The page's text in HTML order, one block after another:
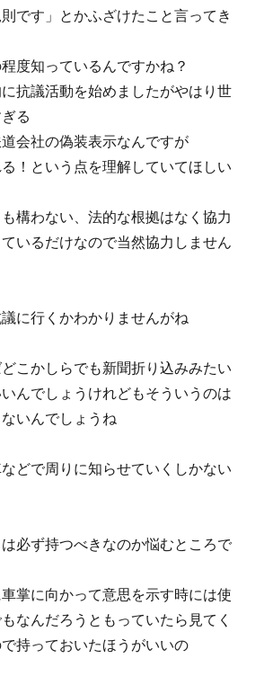
です」とかふざけたこと言ってき
度知っているんですかね？
抗議活動を始めましたがやはり世
る
会社の偽装表示なんですが
！という点を理解していてほしい
構わない、法的な根拠はなく協力
いるだけなので当然協力しません
に行くかわかりませんがね
こかしらでも新聞折り込みみたい
んでしょうけれどもそういうのは
いんでしょうね
どで周りに知らせていくしかない
必ず持つべきなのか悩むところで
掌に向かって意思を示す時には使
なんだろうともっていたら見てく
持っておいたほうがいいの